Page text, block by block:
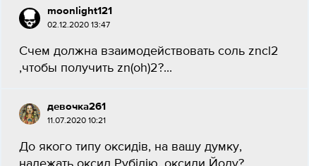
moonlight121
02.12.2020 13:47
Счем должна взаимодействовать соль zncl2
,чтобы получить zn(oh)2?...
девочка261
11.07.2020 10:21
До якого типу оксидів, на вашу думку,